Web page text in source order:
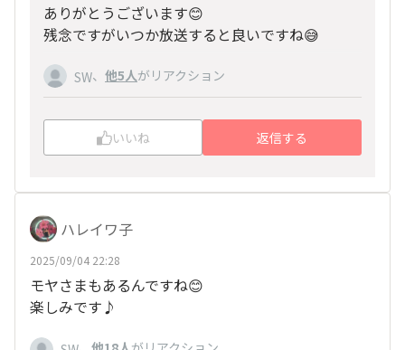
ありがとうございます😊
残念ですがいつか放送すると良いですね😅
SW、 他5人がリアクション
いいね 返信する
ハレイワ子
2025/09/04 22:28
モヤさまもあるんですね😊
楽しみです♪